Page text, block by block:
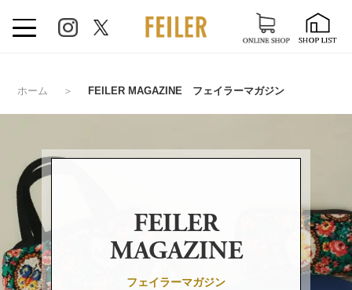
ホーム ＞ FEILER MAGAZINE フェイラーマガジン
FEILER
MAGAZINE
フェイラーマガジン